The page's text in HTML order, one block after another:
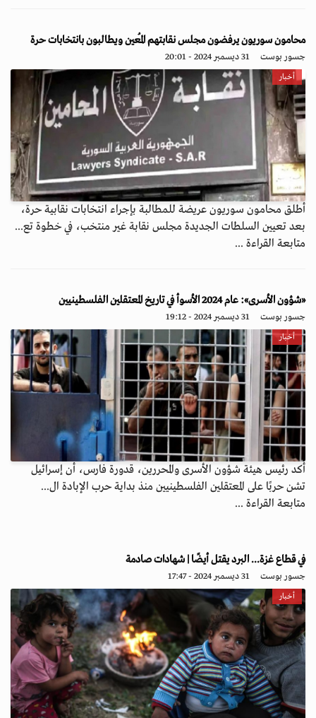
محامون سوريون يرفضون مجلس نقابتهم المُعين ويطالبون بانتخابات حرة
جسور بوست 31 ديسمبر 2024 - 20:01
أخبار
أطلق محامون سوريون عريضة للمطالبة بإجراء انتخابات نقابية حرة،
بعد تعيين السلطات الجديدة مجلس نقابة غير منتخب، في خطوة تع...
متابعة القراءة ...
«شؤون الأسرى»: عام 2024 الأسوأ في تاريخ المعتقلين الفلسطينيين
جسور بوست 31 ديسمبر 2024 - 19:12
أخبار
أكد رئيس هيئة شؤون الأسرى والمحررين، قدورة فارس، أن إسرائيل
تشن حربًا على المعتقلين الفلسطينيين منذ بداية حرب الإبادة ال...
متابعة القراءة ...
في قطاع غزة... البرد يقتل أيضًا | شهادات صادمة
جسور بوست 31 ديسمبر 2024 - 17:47
أخبار